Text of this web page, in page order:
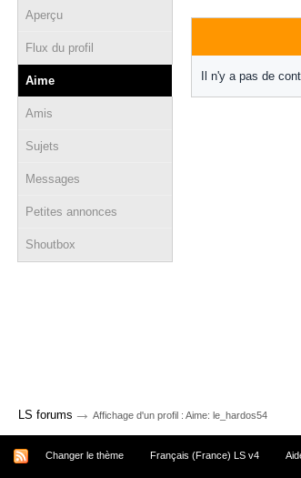
Aperçu
Flux du profil
Aime
Amis
Sujets
Messages
Petites annonces
Shoutbox
Il n'y a pas de
LS forums → Affichage d'un profil : Aime: le_hardos54
Changer le thème Français (France) LS v4